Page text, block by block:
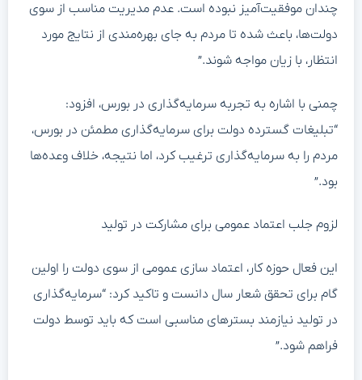
چندان موفقیت‌آمیز نبوده است. عدم مدیریت مناسب از سوی
دولت‌ها، باعث شده تا مردم به جای بهره‌مندی از نتایج مورد
انتظار، با زیان مواجه شوند.”
چمنی با اشاره به تجربه سرمایه‌گذاری در بورس، افزود:
“تبلیغات گسترده دولت برای سرمایه‌گذاری مطمئن در بورس،
مردم را به سرمایه‌گذاری ترغیب کرد، اما نتیجه، خلاف وعده‌ها
بود.”
لزوم جلب اعتماد عمومی برای مشارکت در تولید
این فعال حوزه کار، اعتماد سازی عمومی از سوی دولت را اولین
گام برای تحقق شعار سال دانست و تاکید کرد: “سرمایه‌گذاری
در تولید نیازمند بسترهای مناسبی است که باید توسط دولت
فراهم شود.”